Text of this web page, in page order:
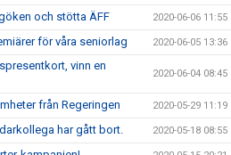
och stötta ÄFF 2020-06-06 11:55
för våra seniorlag 2020-06-05 13:36
vinn en
2020-06-04 08:45
från Regeringen 2020-05-29 11:19
har gått bort. 2020-05-18 08:55